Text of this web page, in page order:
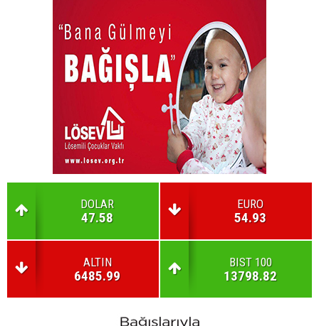
DOLAR
47.58
EURO
54.93
ALTIN
6485.99
BIST 100
13798.82